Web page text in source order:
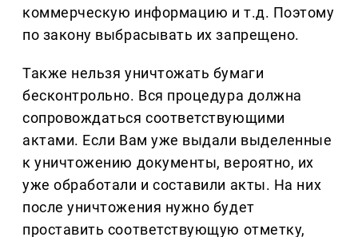
коммерческую информацию и т.д. Поэтому
по закону выбрасывать их запрещено.
Также нельзя уничтожать бумаги
бесконтрольно. Вся процедура должна
сопровождаться соответствующими
актами. Если Вам уже выдали выделенные
к уничтожению документы, вероятно, их
уже обработали и составили акты. На них
после уничтожения нужно будет
проставить соответствующую отметку,